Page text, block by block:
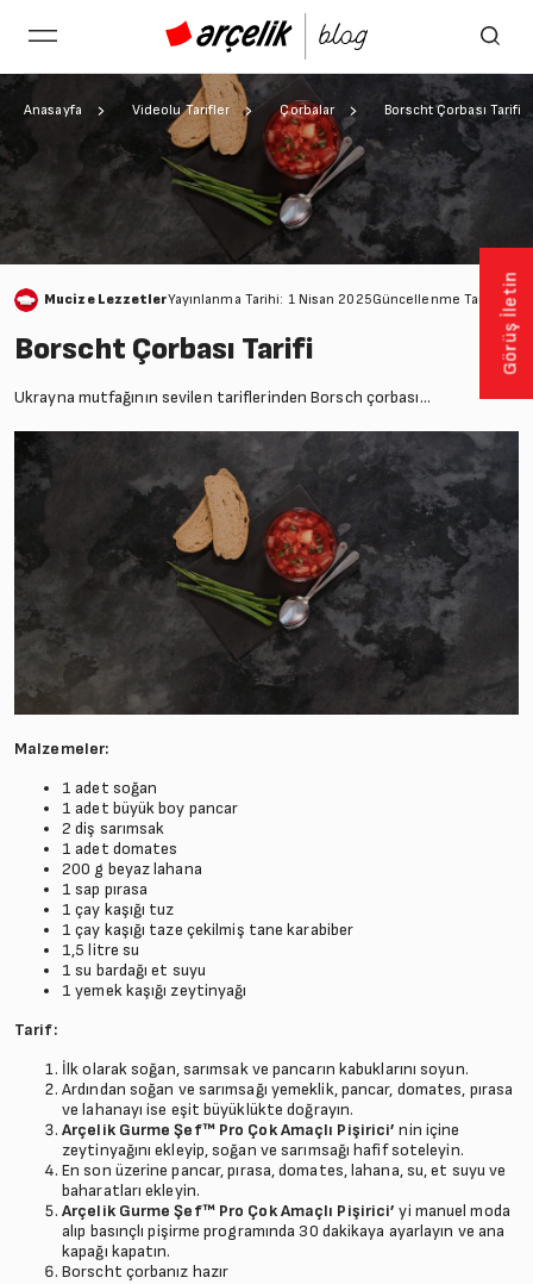
Anasayfa Videolu Tarifler Çorbalar Borscht Çorbası Tarifi
Mucize LezzetlerYayınlanma Tarihi: 1 Nisan 2025Güncellenme Tarihi: 28
Borscht Çorbası Tarifi
Ukrayna mutfağının sevilen tariflerinden Borsch çorbası…
Malzemeler:
1 adet soğan
1 adet büyük boy pancar
2 diş sarımsak
1 adet domates
200 g beyaz lahana
1 sap pırasa
1 çay kaşığı tuz
1 çay kaşığı taze çekilmiş tane karabiber
1,5 litre su
1 su bardağı et suyu
1 yemek kaşığı zeytinyağı
Tarif:
İlk olarak soğan, sarımsak ve pancarın kabuklarını soyun.
Ardından soğan ve sarımsağı yemeklik, pancar, domates, pırasa
ve lahanayı ise eşit büyüklükte doğrayın.
Arçelik Gurme Şef™ Pro Çok Amaçlı Pişirici’ nin içine
zeytinyağını ekleyip, soğan ve sarımsağı hafif soteleyin.
En son üzerine pancar, pırasa, domates, lahana, su, et suyu ve
baharatları ekleyin.
Arçelik Gurme Şef™ Pro Çok Amaçlı Pişirici’ yi manuel moda
alıp basınçlı pişirme programında 30 dakikaya ayarlayın ve ana
kapağı kapatın.
Borscht çorbanız hazır
Görüş İletin